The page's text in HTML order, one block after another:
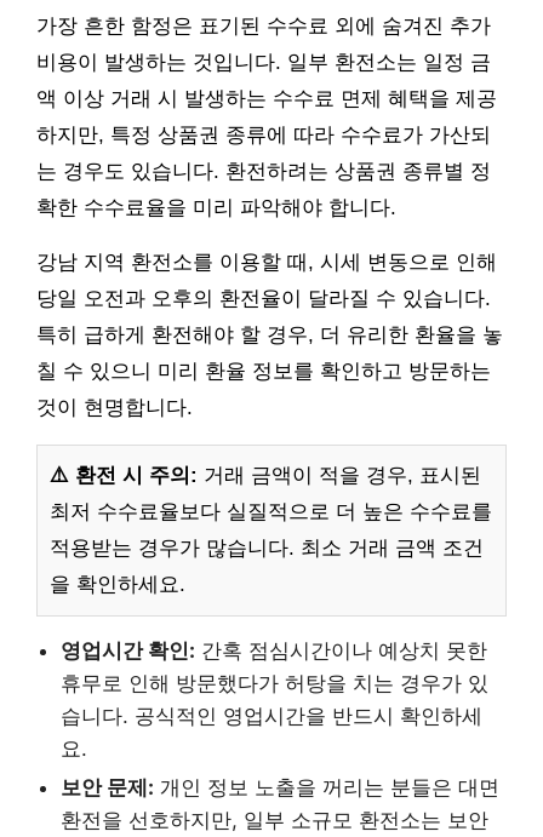
가장 흔한 함정은 표기된 수수료 외에 숨겨진 추가
비용이 발생하는 것입니다. 일부 환전소는 일정 금
액 이상 거래 시 발생하는 수수료 면제 혜택을 제공
하지만, 특정 상품권 종류에 따라 수수료가 가산되
는 경우도 있습니다. 환전하려는 상품권 종류별 정
확한 수수료율을 미리 파악해야 합니다.
강남 지역 환전소를 이용할 때, 시세 변동으로 인해
당일 오전과 오후의 환전율이 달라질 수 있습니다.
특히 급하게 환전해야 할 경우, 더 유리한 환율을 놓
칠 수 있으니 미리 환율 정보를 확인하고 방문하는
것이 현명합니다.
⚠️ 환전 시 주의: 거래 금액이 적을 경우, 표시된
최저 수수료율보다 실질적으로 더 높은 수수료를
적용받는 경우가 많습니다. 최소 거래 금액 조건
을 확인하세요.
영업시간 확인: 간혹 점심시간이나 예상치 못한
휴무로 인해 방문했다가 허탕을 치는 경우가 있
습니다. 공식적인 영업시간을 반드시 확인하세
요.
보안 문제: 개인 정보 노출을 꺼리는 분들은 대면
환전을 선호하지만, 일부 소규모 환전소는 보안